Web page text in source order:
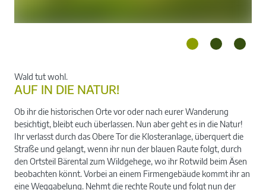
Wald tut wohl.
AUF IN DIE NATUR!
Ob ihr die historischen Orte vor oder nach eurer Wanderung
besichtigt, bleibt euch überlassen. Nun aber geht es in die Natur!
Ihr verlasst durch das Obere Tor die Klosteranlage, überquert die
Straße und gelangt, wenn ihr nun der blauen Raute folgt, durch
den Ortsteil Bärental zum Wildgehege, wo ihr Rotwild beim Äsen
beobachten könnt. Vorbei an einem Firmengebäude kommt ihr an
eine Weggabelung. Nehmt die rechte Route und folgt nun der